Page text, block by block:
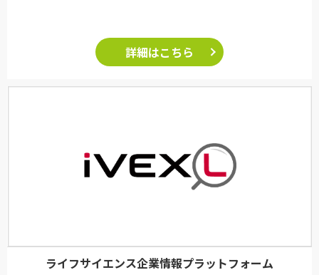
詳細はこちら
ライフサイエンス企業情報プラットフォーム